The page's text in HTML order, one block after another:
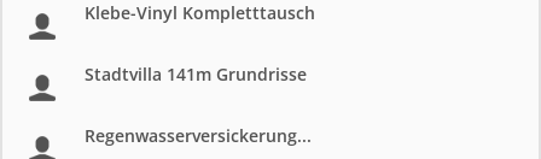
Klebe-Vinyl Kompletttausch
Stadtvilla 141m Grundrisse
Regenwasserversickerung...